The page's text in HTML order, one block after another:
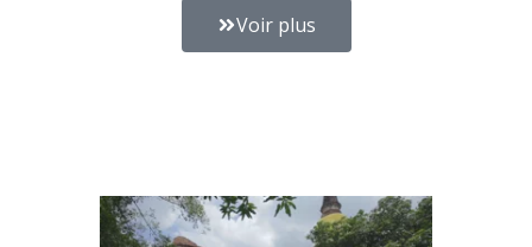
Voir plus